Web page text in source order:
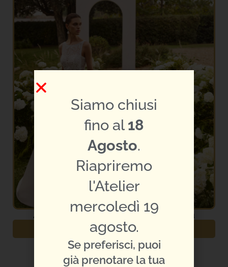
Abito da Sposa Rosa Clarà – Noga
GUARDA L'ABITO
Siamo chiusi
fino al18
Agosto.
Riapriremo
l'Atelier
mercoledì 19
agosto.
Se preferisci, puoi
già prenotare la tua